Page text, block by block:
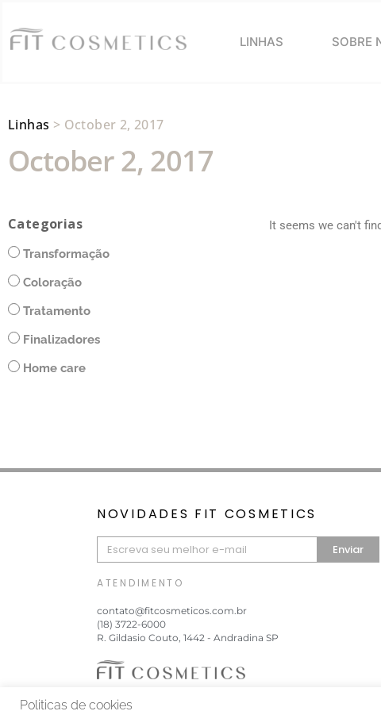
LINHAS SOBRE
Linhas > October 2, 2017
October 2, 2017
Categorias
Transformação
Coloração
Tratamento
Finalizadores
Home care
It seems we can't
NOVIDADES FIT COSMETICS
Enviar
ATENDIMENTO
contato@fitcosmeticos.com.br
(18) 3722-6000
R. Gildasio Couto, 1442 - Andradina SP
Politicas de cookies